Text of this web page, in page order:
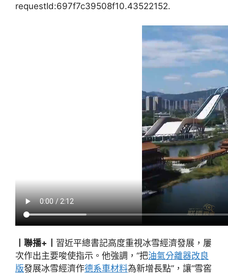
requestId:697f7c39508f10.43522152.
丨聯播+丨 習近平總書記高度重視冰雪經濟發展，屢
次作出主要唆使指示。他強調，“把油氣分離器改良
版發展冰雪經濟作德系車材料為新增長點”，讓“雪窖